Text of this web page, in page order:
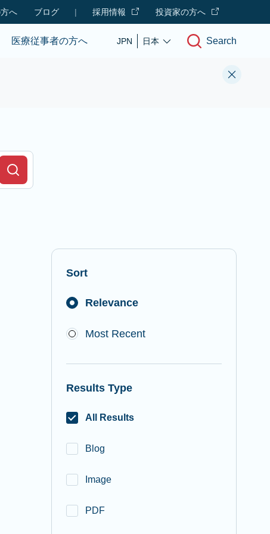
へ ブログ | 採用情報 投資家の方へ
医療従事者の方へ JPN 日本 Search
Field
Search
Sort
Relevance
Most Recent
Results Type
All Results
Blog
Image
PDF